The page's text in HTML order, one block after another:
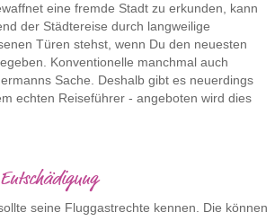
eine fremde Stadt zu erkunden, kann
der Städtereise durch langweilige
Türen stehst, wenn Du den neuesten
Konventionelle manchmal auch
Sache. Deshalb gibt es neuerdings
echten Reiseführer - angeboten wird dies
seine Fluggastrechte kennen. Die können